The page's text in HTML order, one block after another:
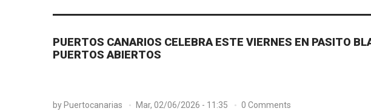
PUERTOS CANARIOS CELEBRA ESTE VIERNES EN PASITO
PUERTOS ABIERTOS
by Puertocanarias Mar, 02/06/2026 - 11:35 0 Comments